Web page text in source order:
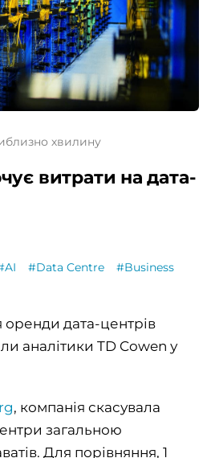
хвилину
витрати на дата-
#Data Centre
#Business
оренди дата-центрів
аналітики TD Cowen у
, компанія скасувала
загальною
Для порівняння, 1